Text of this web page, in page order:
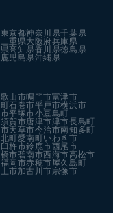
東京都神奈川県千葉県
三重県大阪府兵庫県
高知県香川県徳島県
鹿児島県沖縄県
山市鳴門市富津市
石巻市平戸市横浜市
平塚市小豆島町
賀市唐津市津市長島町
天草市今治市南知多町
町愛南町いわき市
臼杵市鈴鹿市西尾市
市碧南市西海市高松市
福岡市赤穂市屋久島町
市加古川市宗像市